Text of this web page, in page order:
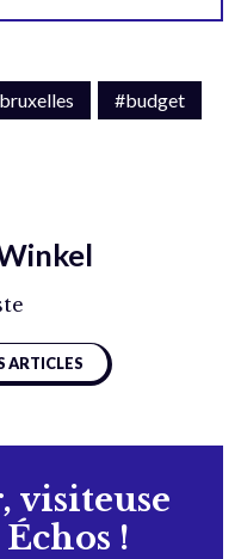
#budget
ARTICLES
visiteuse
!